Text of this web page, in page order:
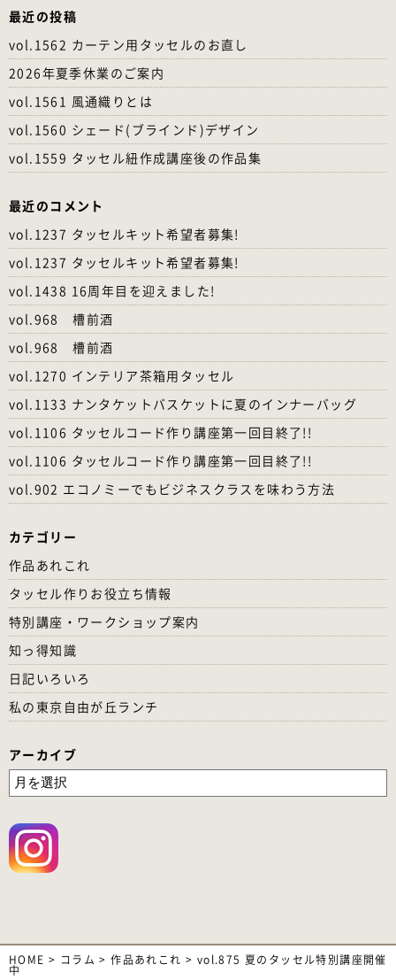
最近の投稿
vol.1562 カーテン用タッセルのお直し
2026年夏季休業のご案内
vol.1561 風通織りとは
vol.1560 シェード(ブラインド)デザイン
vol.1559 タッセル紐作成講座後の作品集
最近のコメント
vol.1237 タッセルキット希望者募集!
vol.1237 タッセルキット希望者募集!
vol.1438 16周年目を迎えました!
vol.968 槽前酒
vol.968 槽前酒
vol.1270 インテリア茶箱用タッセル
vol.1133 ナンタケットバスケットに夏のインナーバッグ
vol.1106 タッセルコード作り講座第一回目終了!!
vol.1106 タッセルコード作り講座第一回目終了!!
vol.902 エコノミーでもビジネスクラスを味わう方法
カテゴリー
作品あれこれ
タッセル作りお役立ち情報
特別講座・ワークショップ案内
知っ得知識
日記いろいろ
私の東京自由が丘ランチ
アーカイブ
HOME > コラム >作品あれこれ > vol.875 夏のタッセル特別講座開催
中